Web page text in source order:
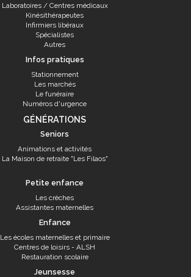
Laboratoires / Centres médicaux
Kinésithérapeutes
Infirmiers libéraux
Spécialistes
Autres
Infos pratiques
Stationnement
Les marchés
Le funéraire
Numéros d'urgence
GÉNÉRATIONS
Seniors
Animations et activités
La Maison de retraite "Les Filaos"
Petite enfance
Les crèches
Assistantes maternelles
Enfance
Les écoles maternelles et primaire
Centres de loisirs - ALSH
Restauration scolaire
Jeunsesse